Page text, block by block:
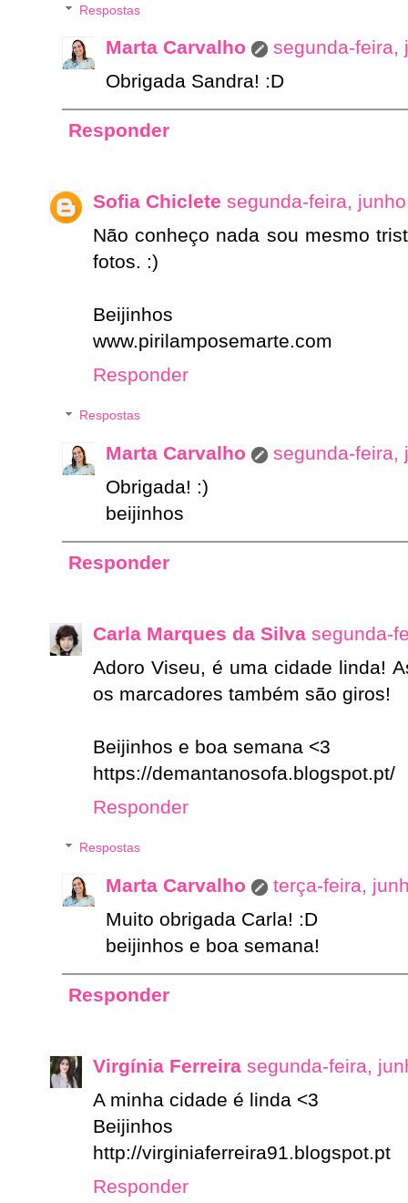
Respostas
Marta Carvalho
segunda-feira,
Obrigada Sandra! :D
Responder
Sofia Chiclete segunda-feira,
Não conheço nada sou mesmo
fotos. :)
Beijinhos
www.pirilamposemarte.com
Responder
Respostas
Marta Carvalho
segunda-feira,
Obrigada! :)
beijinhos
Responder
Carla Marques da Silva segunda-
Adoro Viseu, é uma cidade linda!
os marcadores também são giros!
Beijinhos e boa semana <3
https://demantanosofa.blogspot.pt/
Responder
Respostas
Marta Carvalho
terça-feira,
Muito obrigada Carla! :D
beijinhos e boa semana!
Responder
Virgínia Ferreira segunda-feira,
A minha cidade é linda <3
Beijinhos
http://virginiaferreira91.blogspot.pt
Responder